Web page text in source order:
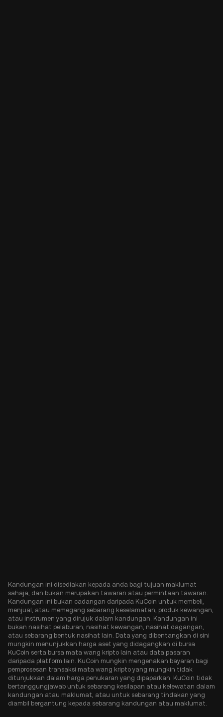
Kandungan ini disediakan kepada anda bagi tujuan maklumat
sahaja, dan bukan merupakan tawaran atau permintaan tawaran.
Kandungan ini bukan cadangan daripada KuCoin untuk membeli,
menjual, atau memegang sebarang keselamatan, produk kewangan,
atau instrumen yang dirujuk dalam kandungan. Kandungan ini
bukan nasihat pelaburan, nasihat kewangan, nasihat dagangan,
atau sebarang bentuk nasihat lain. Data yang dibentangkan di sini
mungkin menunjukkan harga aset yang didagangkan di bursa
KuCoin serta bursa mata wang kripto lain atau data pasaran
daripada platform lain. KuCoin mungkin mengenakan bayaran bagi
pemprosesan transaksi mata wang kripto yang mungkin tidak
ditunjukkan dalam harga penukaran yang dipaparkan. KuCoin tidak
bertanggungjawab untuk sebarang kesilapan atau kelewatan dalam
kandungan atau maklumat, atau untuk sebarang tindakan yang
diambil bergantung kepada sebarang kandungan atau maklumat.